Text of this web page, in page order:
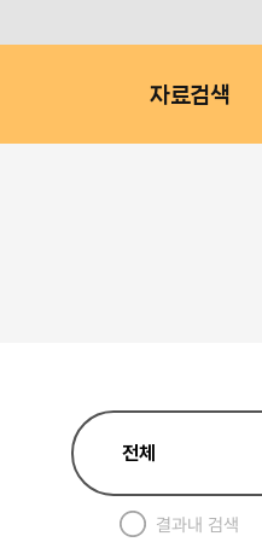
자료검색
결과내 검색